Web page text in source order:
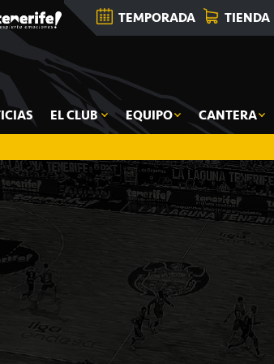
TEMPORADA TIENDA
EL CLUB EQUIPO CANTERA